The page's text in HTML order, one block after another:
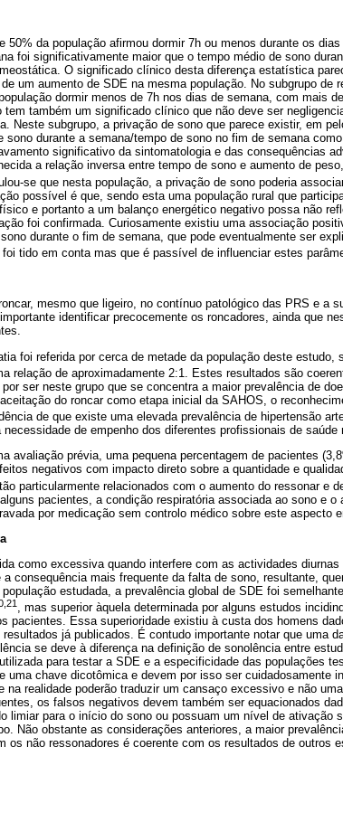
50% da população afirmou dormir 7h ou menos durante os
foi significativamente maior que o tempo médio de sono
O significado clínico desta diferença estatística
um aumento de SDE na mesma população. No subgrupo de
dormir menos de 7h nos dias de semana, com mais
também um significado clínico que não deve ser
Neste subgrupo, a privação de sono que parece existir, em
sono durante a semana/tempo de sono no fim de semana
significativo da sintomatologia e das consequências
a relação inversa entre tempo de sono e aumento de
se que nesta população, a privação de sono poderia
possível é que, sendo esta uma população rural que
e portanto a um balanço energético negativo possa não
foi confirmada. Curiosamente existiu uma associação
durante o fim de semana, que pode eventualmente ser
tido em conta mas que é passível de influenciar estes
mesmo que ligeiro, no contínuo patológico das PRS e a
identificar precocemente os roncadores, ainda que
foi referida por cerca de metade da população deste estudo,
relação de aproximadamente 2:1. Estes resultados são
ser neste grupo que se concentra a maior prevalência de
do roncar como etapa inicial da SAHOS, o
de que existe uma elevada prevalência de hipertensão
de empenho dos diferentes profissionais de
avaliação prévia, uma pequena percentagem de pacientes
negativos com impacto direto sobre a quantidade e
particularmente relacionados com o aumento do ressonar e
pacientes, a condição respiratória associada ao sono e
por medicação sem controlo médico sobre este aspecto
como excessiva quando interfere com as actividades
a consequência mais frequente da falta de sono, resultante,
estudada, a prevalência global de SDE foi
, mas superior àquela determinada por alguns estudos
pacientes. Essa superioridade existiu à custa dos homens
já publicados. É contudo importante notar que uma
se deve à diferença na definição de sonolência entre
para testar a SDE e a especificidade das populações
uma chave dicotômica e devem por isso ser cuidadosamente
na realidade poderão traduzir um cansaço excessivo e não
os falsos negativos devem também ser equacionados
limiar para o início do sono ou possuam um nível de ativação
Não obstante as considerações anteriores, a maior
os não ressonadores é coerente com os resultados de outros